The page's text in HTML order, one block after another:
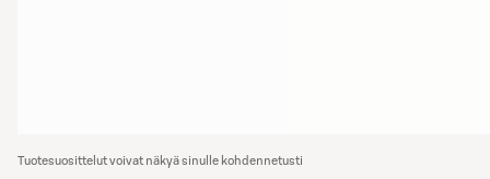
Tuotesuosittelut voivat näkyä sinulle kohdennetusti